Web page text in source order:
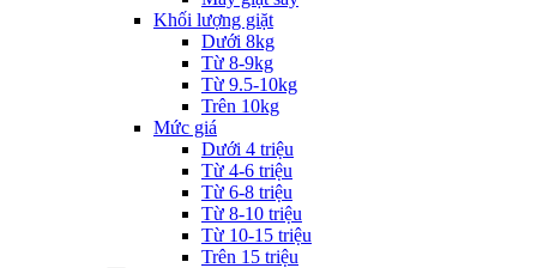
Khối lượng giặt
Dưới 8kg
Từ 8-9kg
Từ 9.5-10kg
Trên 10kg
Mức giá
Dưới 4 triệu
Từ 4-6 triệu
Từ 6-8 triệu
Từ 8-10 triệu
Từ 10-15 triệu
Trên 15 triệu